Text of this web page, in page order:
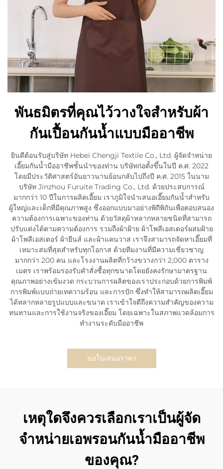
พันธมิตรที่คุณไว้วางใจสำหรับผ้า
กันเปื้อนกันน้ำแบบมืออาชีพ
ยินดีต้อนรับสู่บริษัท Hebei Chengji Textile Co., Ltd. ผู้จัดจำหน่าย
เอี๊ยมกันน้ำมืออาชีพชั้นนำของท่าน บริษัทก่อตั้งขึ้นในปี ค.ศ. 2022
โดยมีประวัติศาสตร์อันยาวนานย้อนกลับไปถึงปี ค.ศ. 2015 ในนาม
บริษัท Jinzhou Furuite Trading Co., Ltd. ด้วยประสบการณ์
มากกว่า 10 ปีในการผลิตเอี๊ยม เราภูมิใจนำเสนอเอี๊ยมกันน้ำสำหรับ
ผู้ใหญ่และเด็กที่มีคุณภาพสูง ซึ่งออกแบบมาอย่างพิถีพิถันเพื่อตอบสนอง
ความต้องการเฉพาะของท่าน ด้วยวัสดุผ้าหลากหลายชนิดที่สามารถ
ปรับแต่งได้ตามความต้องการ รวมถึงผ้าฝ้าย ผ้าโพลีเอสเตอร์ผสมฝ้าย
ผ้าโพลีเอสเตอร์ ผ้ายีนส์ และผ้าแคนวาส เราจึงสามารถจัดหาเอี๊ยมที่
เหมาะสมที่สุดสำหรับทุกโอกาส ด้วยทีมงานที่มีความเชี่ยวชาญ
มากกว่า 200 คน และโรงงานผลิตที่กว้างขวางกว่า 2,000 ตาราง
เมตร เราพร้อมรองรับคำสั่งซื้อทุกขนาดโดยยังคงรักษามาตรฐาน
คุณภาพอย่างเข้มงวด กระบวนการผลิตของเราประกอบด้วยการพิมพ์
การพิมพ์แบบถ่ายเทความร้อน และการปัก ซึ่งทำให้สามารถผลิตเอี๊ยม
ได้หลากหลายรูปแบบและขนาด เราเข้าใจดีถึงความสำคัญของความ
ทนทานและการใช้งานจริงของเอี๊ยม โดยเฉพาะในสภาพแวดล้อมการ
ทำงานระดับมืออาชีพ
ขอใบเสนอราคา
เหตุใดจึงควรเลือกเราเป็นผู้จัด
จำหน่ายเอพรอนกันน้ำมืออาชีพ
ของคุณ?